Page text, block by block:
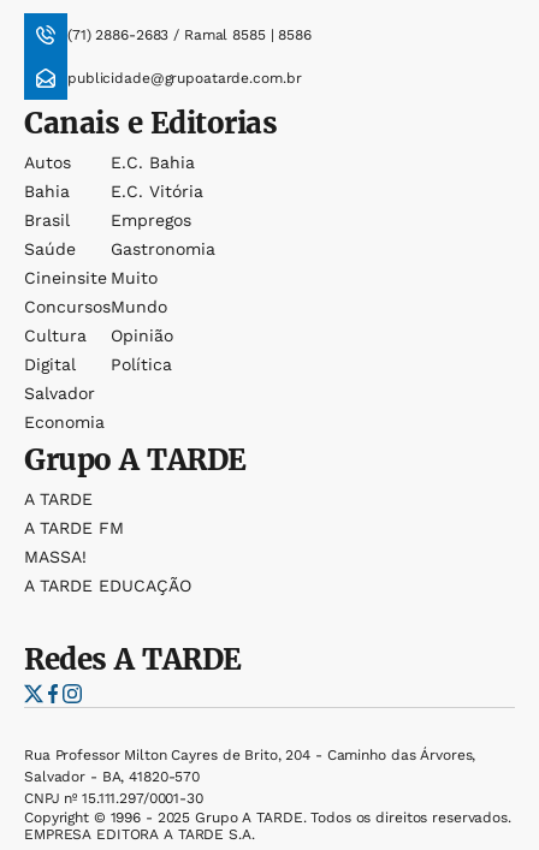
(71) 2886-2683 / Ramal 8585 | 8586
publicidade@grupoatarde.com.br
Canais e Editorias
Autos
Bahia
Brasil
Saúde
Cineinsite
Concursos
Cultura
Digital
Salvador
Economia
E.c. Bahia
E.c. Vitória
Empregos
Gastronomia
Muito
Mundo
Opinião
Política
GrupoA TARDE
A TARDE
A TARDE FM
MASSA!
A TARDE EDUCAÇÃO
RedesA TARDE
Rua Professor Milton Cayres de Brito, 204 - Caminho das Árvores,
Salvador - BA, 41820-570
CNPJ nº 15.111.297/0001-30
Copyright © 1996 - 2025 Grupo A TARDE. Todos os direitos reservados.
EMPRESA EDITORA A TARDE S.A.